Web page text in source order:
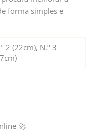
forma simples e
2 (22cm), N.º 3
🚀